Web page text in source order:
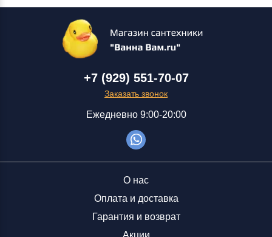
+7 (929) 551-70-07
Заказать звонок
Ежедневно 9:00-20:00
О нас
Оплата и доставка
Гарантия и возврат
Акции